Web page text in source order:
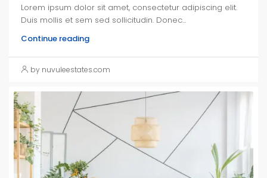
Lorem ipsum dolor sit amet, consectetur adipiscing elit.
Duis mollis et sem sed sollicitudin. Donec...
Continue reading
by nuvuleestates.com